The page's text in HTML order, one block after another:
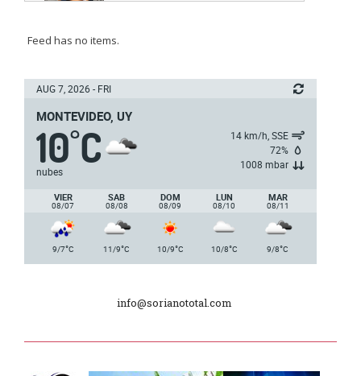
Junta Dptal. de Soriano
5ª y 6ª fecha de los campeonatos
nacionales de AUVO
Plan de Regularización de Adeudos
2025
Dpto. de Higiene de la Intendencia.
Feed has no items.
AUG 7, 2026 - FRI
MONTEVIDEO, UY
10°C
nubes
14 km/h, SSE
72%
1008 mbar
VIER
08/07
SAB
08/08
DOM
08/09
LUN
08/10
MAR
08/11
9/7°C 11/9°C 10/9°C 10/8°C 9/8°C
info@sorianototal.com